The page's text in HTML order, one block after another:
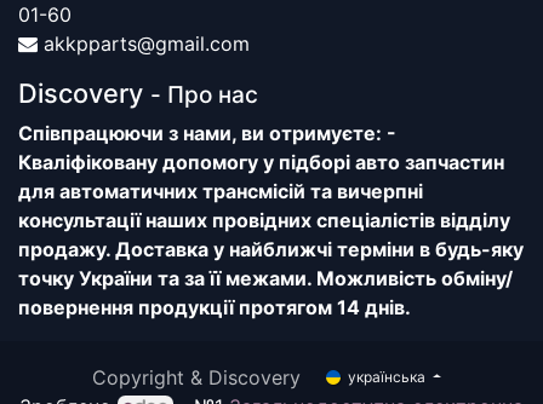
01-60
akkpparts@gmail.com
Discovery - Про нас
Співпрацюючи з нами, ви отримуєте: -
Кваліфіковану допомогу у підборі авто запчастин
для автоматичних трансмісій та вичерпні
консультації наших провідних спеціалістів відділу
продажу. Доставка у найближчі терміни в будь-яку
точку України та за її межами. Можливість обміну/
повернення продукції протягом 14 днів.
Copyright & Discovery українська